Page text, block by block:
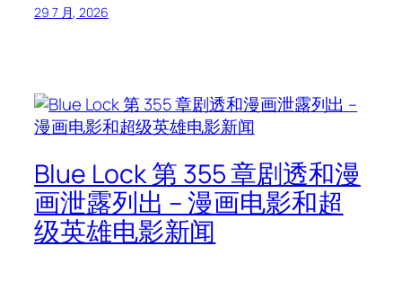
29 7 月, 2026
Blue Lock 第 355 章剧透和漫
画泄露列出 – 漫画电影和超
级英雄电影新闻